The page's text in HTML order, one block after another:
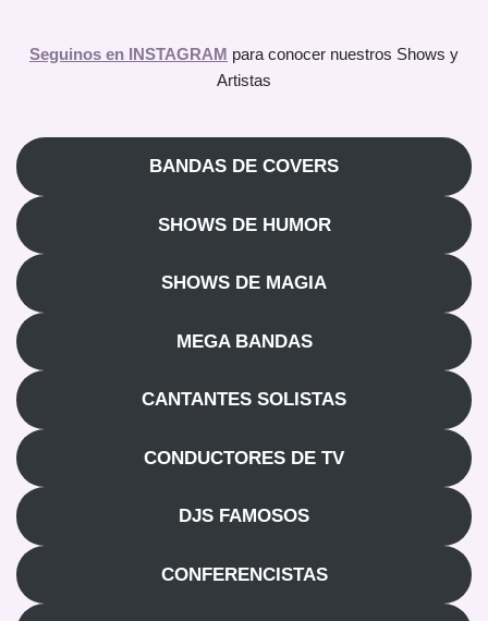
Seguinos en INSTAGRAM para conocer nuestros Shows y
Artistas
BANDAS DE COVERS
SHOWS DE HUMOR
SHOWS DE MAGIA
MEGA BANDAS
CANTANTES SOLISTAS
CONDUCTORES DE TV
DJS FAMOSOS
CONFERENCISTAS